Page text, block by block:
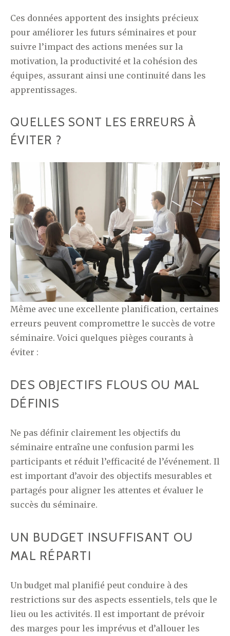
Ces données apportent des insights précieux
pour améliorer les futurs séminaires et pour
suivre l’impact des actions menées sur la
motivation, la productivité et la cohésion des
équipes, assurant ainsi une continuité dans les
apprentissages.
QUELLES SONT LES ERREURS À
ÉVITER ?
Même avec une excellente planification, certaines
erreurs peuvent compromettre le succès de votre
séminaire. Voici quelques pièges courants à
éviter :
DES OBJECTIFS FLOUS OU MAL
DÉFINIS
Ne pas définir clairement les objectifs du
séminaire entraîne une confusion parmi les
participants et réduit l’efficacité de l’événement. Il
est important d’avoir des objectifs mesurables et
partagés pour aligner les attentes et évaluer le
succès du séminaire.
UN BUDGET INSUFFISANT OU
MAL RÉPARTI
Un budget mal planifié peut conduire à des
restrictions sur des aspects essentiels, tels que le
lieu ou les activités. Il est important de prévoir
des marges pour les imprévus et d’allouer les